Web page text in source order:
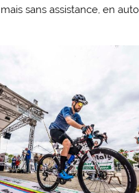
sans assistance, en